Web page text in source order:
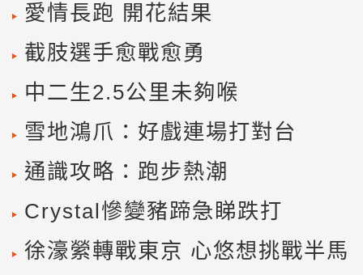
愛情長跑 開花結果
截肢選手愈戰愈勇
中二生2.5公里未夠喉
雪地鴻爪：好戲連場打對台
通識攻略：跑步熱潮
Crystal慘變豬蹄急睇跌打
徐濠縈轉戰東京 心悠想挑戰半馬